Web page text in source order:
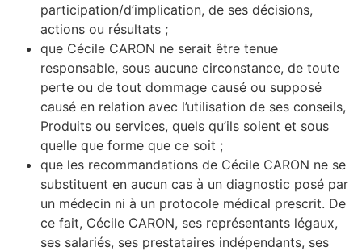
participation/d’implication, de ses décisions,
actions ou résultats ;
que Cécile CARON ne serait être tenue
responsable, sous aucune circonstance, de toute
perte ou de tout dommage causé ou supposé
causé en relation avec l’utilisation de ses conseils,
Produits ou services, quels qu’ils soient et sous
quelle que forme que ce soit ;
que les recommandations de Cécile CARON ne se
substituent en aucun cas à un diagnostic posé par
un médecin ni à un protocole médical prescrit. De
ce fait, Cécile CARON, ses représentants légaux,
ses salariés, ses prestataires indépendants, ses